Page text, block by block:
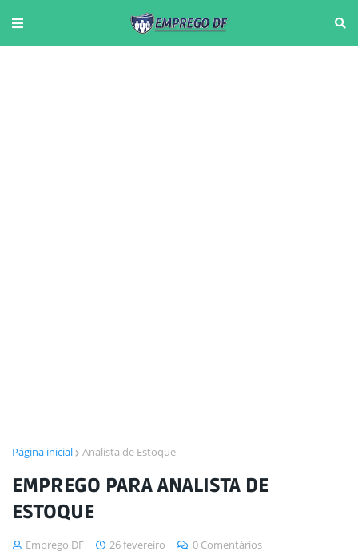
Página inicial Analista de Estoque
EMPREGO PARA ANALISTA DE
ESTOQUE
Emprego DF 26 fevereiro 0 Comentários